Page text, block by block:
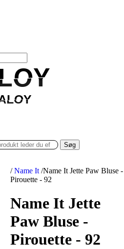
Søg
/ Name It /Name It Jette Paw Bluse -
Pirouette - 92
Name It Jette
Paw Bluse -
Pirouette - 92